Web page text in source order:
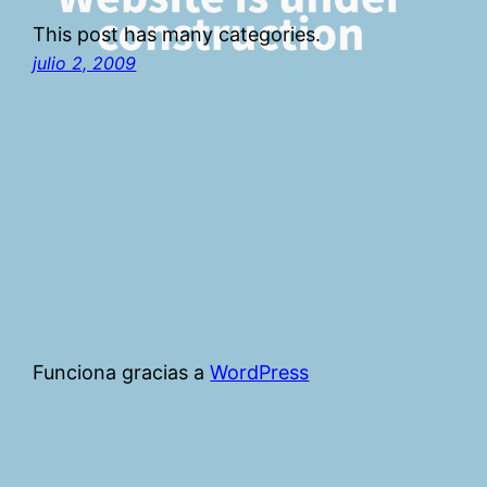
This post has many categories.
julio 2, 2009
Funciona gracias aWordPress